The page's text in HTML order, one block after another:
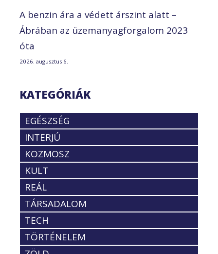
A benzin ára a védett árszint alatt –
Ábrában az üzemanyagforgalom 2023
óta
2026. augusztus 6.
KATEGÓRIÁK
EGÉSZSÉG
INTERJÚ
KOZMOSZ
KULT
REÁL
TÁRSADALOM
TECH
TÖRTÉNELEM